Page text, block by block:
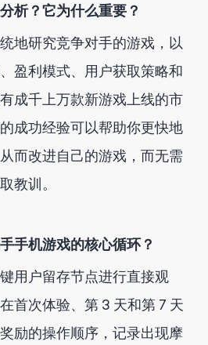
析？它为什么重要？
地研究竞争对手的游戏，以
盈利模式、用户获取策略和
成千上万款新游戏上线的市
成功经验可以帮助你更快地
而改进自己的游戏，而无需
教训。
手机游戏的核心循环？
用户留存节点进行直接观
首次体验、第 3 天和第 7 天
励的操作顺序，记录出现摩